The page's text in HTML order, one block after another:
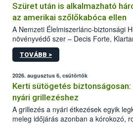
Szüret után is alkalmazható
az amerikai szőlőkabóca ellen
A Nemzeti Élelmiszerlánc-biztonsági
növényvédő szer – Decis Forte,
engedélyokiratát módosította, így
egészen a vesszőérettség (BBCH 91)
érésű szőlőkben is legyen lehetőség a
védekezésre. Az Oroganic készítmény
felhasználók számára is elérhető és
engedélyezett.
TOVÁBB >
2026. augusztus 6, csütörtök
Kerti sütögetés biztonságosan:
nyári grillezéshez
A grillezés a nyári étkezések egyik
meleg időjárás azonban a kórokozó,